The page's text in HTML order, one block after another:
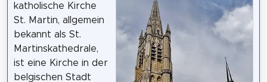
katholische Kirche
St. Martin, allgemein
bekannt als St.
Martinskathedrale,
ist eine Kirche in der
belgischen Stadt